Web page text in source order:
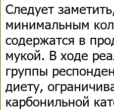
Следует
минимальным
содержатся в
мукой. В ходе
группы
диету,
карбонильной